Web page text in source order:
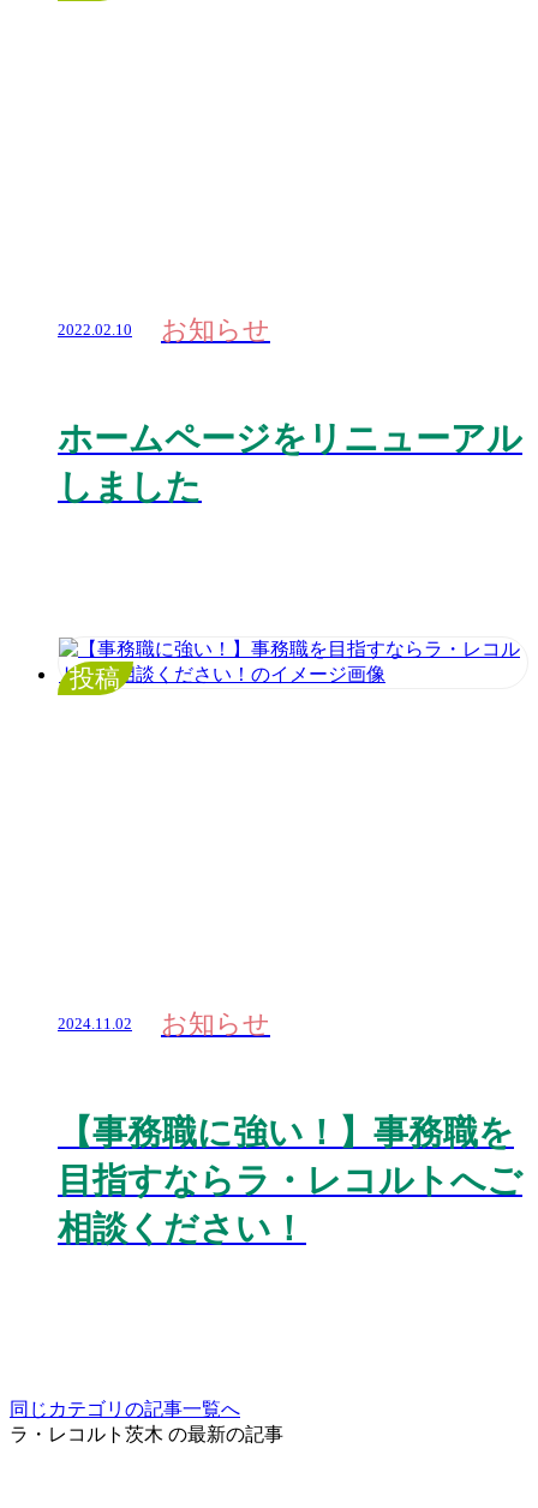
2022.02.10 お知らせ
ホームページをリニューアル
しました
投稿
2024.11.02 お知らせ
【事務職に強い！】事務職を
目指すならラ・レコルトへご
相談ください！
同じカテゴリの記事⼀覧へ
ラ・レコルト茨木 の最新の記事